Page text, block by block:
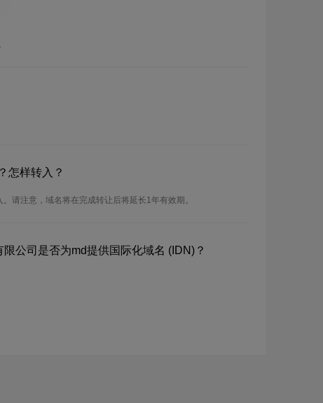
怎样转入？
请注意，域名将在完成转让后将延长1年有效期。
公司是否为md提供国际化域名 (IDN)？